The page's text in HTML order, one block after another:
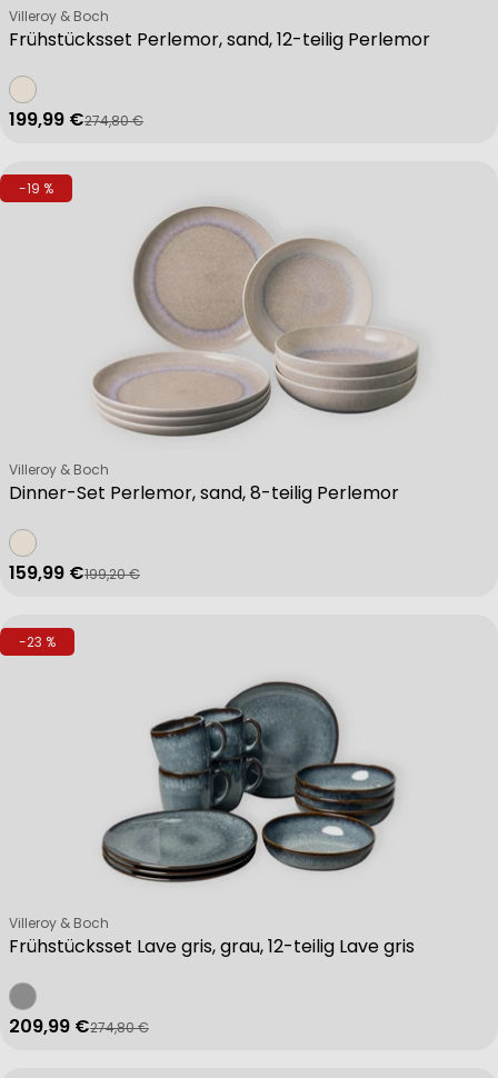
Frühstücksset Perlemor, sand, 12-teilig Perlemor
Verkäufer:
Villeroy & Boch
Verkaufspreis
199,99 €
Regulärer Preis
274,80 €
-19 %
Dinner-Set Perlemor, sand, 8-teilig Perlemor
Verkäufer:
Villeroy & Boch
Verkaufspreis
159,99 €
Regulärer Preis
199,20 €
-23 %
Frühstücksset Lave gris, grau, 12-teilig Lave gris
Verkäufer:
Villeroy & Boch
Verkaufspreis
209,99 €
Regulärer Preis
274,80 €